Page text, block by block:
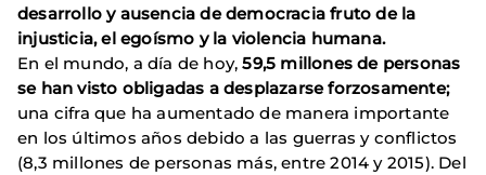
desarrollo y ausencia de democracia fruto de la
injusticia, el egoísmo y la violencia humana.
En el mundo, a día de hoy, 59,5 millones de personas
se han visto obligadas a desplazarse forzosamente;
una cifra que ha aumentado de manera importante
en los últimos años debido a las guerras y conflictos
(8,3 millones de personas más, entre 2014 y 2015). Del